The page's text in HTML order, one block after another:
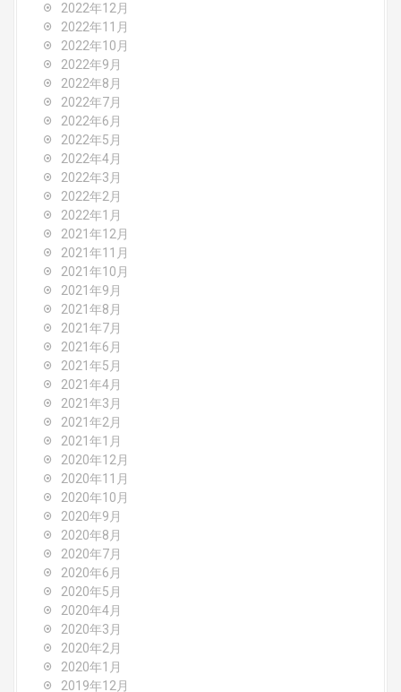
2022年12月
2022年11月
2022年10月
2022年9月
2022年8月
2022年7月
2022年6月
2022年5月
2022年4月
2022年3月
2022年2月
2022年1月
2021年12月
2021年11月
2021年10月
2021年9月
2021年8月
2021年7月
2021年6月
2021年5月
2021年4月
2021年3月
2021年2月
2021年1月
2020年12月
2020年11月
2020年10月
2020年9月
2020年8月
2020年7月
2020年6月
2020年5月
2020年4月
2020年3月
2020年2月
2020年1月
2019年12月